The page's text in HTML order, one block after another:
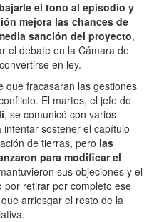
el tono al episodio y
mejora las chances de
sanción del proyecto,
el debate en la Cámara de
en ley.
que fracasaran las gestiones
El martes, el jefe de
, se comunicó con varios
sostener el capítulo
de tierras, pero las
para modificar el
sus objeciones y el
por retirar por completo ese
arriesgar el resto de la